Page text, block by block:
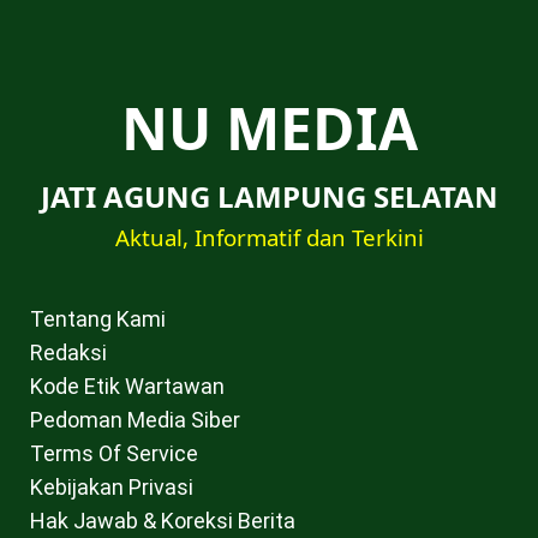
NU MEDIA
JATI AGUNG LAMPUNG SELATAN
Aktual, Informatif dan Terkini
Tentang Kami
Redaksi
Kode Etik Wartawan
Pedoman Media Siber
Terms Of Service
Kebijakan Privasi
Hak Jawab & Koreksi Berita